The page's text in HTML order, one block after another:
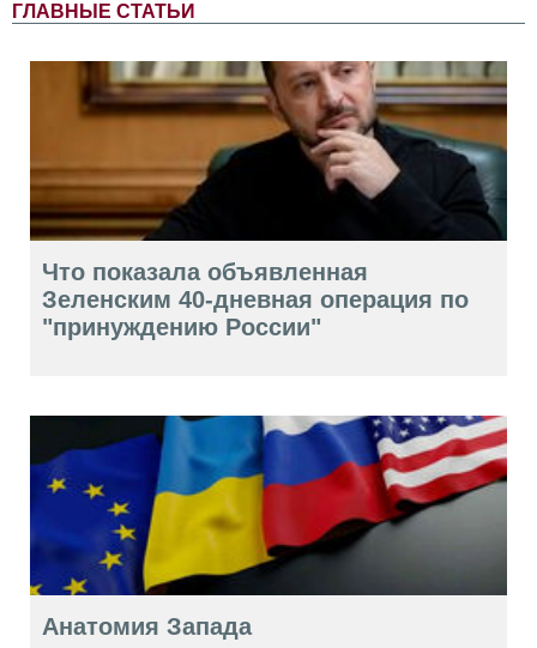
ГЛАВНЫЕ СТАТЬИ
Что показала объявленная
Зеленским 40-дневная операция по
"принуждению России"
Анатомия Запада